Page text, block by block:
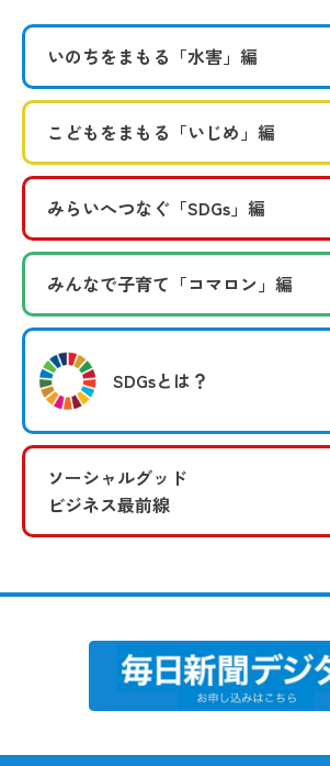
いのちをまもる 「水害」編
こどもをまもる 「いじめ」編
みらいへつなぐ 「SDGs」編
みんなで子育て 「コマロン」編
SDGsとは？
ソーシャルグッド
ビジネス最前線